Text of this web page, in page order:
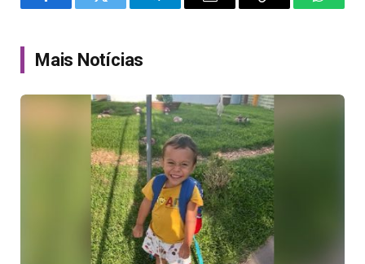
FacebookTwitter TelegramEmail
Copy
Mais Notícias